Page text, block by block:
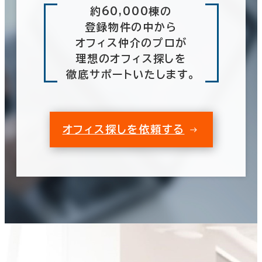
約60,000棟の
登録物件の中から
オフィス仲介のプロが
理想のオフィス探しを
徹底サポートいたします。
オフィス探しを依頼する